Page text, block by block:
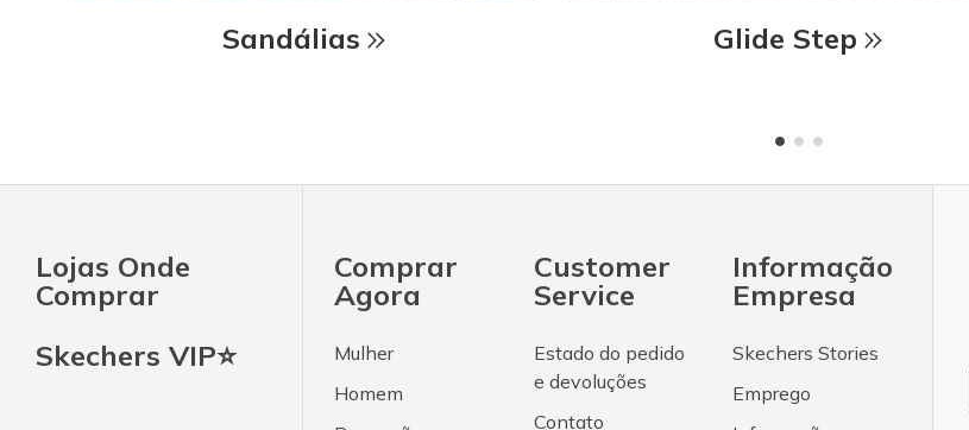
Sandálias Glide Step
Lojas Onde
Comprar
Skechers VIP⭐
Comprar
Agora
Mulher
Homem
Customer
Service
Estado do pedido
e devoluções
Contato
Informação
Empresa
Skechers Stories
Emprego